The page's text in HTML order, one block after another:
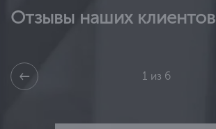
Отзывы наших клиентов
1 из 6